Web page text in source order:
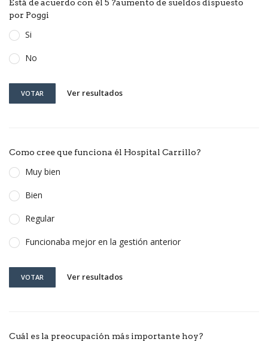
Está de acuerdo con él 5 ?aumento de sueldos dispuesto
por Poggi
Si
No
VOTAR Ver resultados
Como cree que funciona él Hospital Carrillo?
Muy bien
Bien
Regular
Funcionaba mejor en la gestión anterior
VOTAR Ver resultados
Cuál es la preocupación más importante hoy?